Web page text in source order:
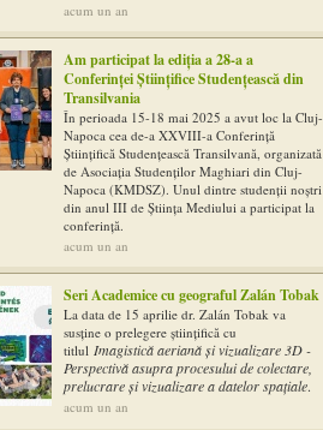
acum un an
Am participat la ediția a 28-a a
Conferinței Științifice Studențească din
Transilvania
În perioada 15-18 mai 2025 a avut loc la Cluj-
Napoca cea de-a XXVIII-a Conferință
Științifică Studențească Transilvană, organizată
de Asociația Studenților Maghiari din Cluj-
Napoca (KMDSZ). Unul dintre studenții noștri
din anul III de Știința Mediului a participat la
conferință.
acum un an
Seri Academice cu geograful Zalán Tobak
La data de 15 aprilie dr. Zalán Tobak va
susține o prelegere științifică cu
titlul Imagistică aeriană și vizualizare 3D -
Perspectivă asupra procesului de colectare,
prelucrare și vizualizare a datelor spațiale.
acum un an